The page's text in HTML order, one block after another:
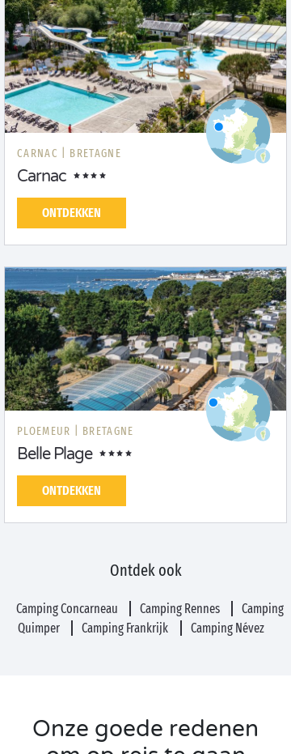
CARNAC | BRETAGNE
Carnac
ONTDEKKEN
PLOEMEUR | BRETAGNE
Belle Plage
ONTDEKKEN
Ontdek ook
Camping Concarneau Camping Rennes
Camping
Quimper
Camping Frankrijk Camping Névez
Onze goede redenen